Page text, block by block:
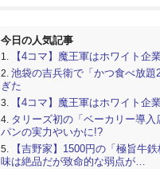
今日の人気記事
【4コマ】魔王軍はホワイト企
池袋の吉兵衛で「かつ食べ放
ぎた
【4コマ】魔王軍はホワイト企
タリーズ初の「ベーカリー導
パンの実力やいかに!?
【吉野家】1500円の「極旨牛
味は絶品だが致命的な弱点が…